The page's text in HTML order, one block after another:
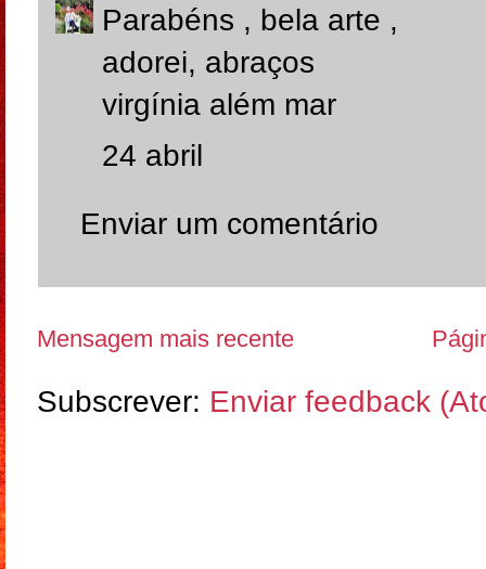
Parabéns , bela arte ,
adorei, abraços
virgínia além mar
24 abril
Enviar um comentário
Mensagem mais recente
Subscrever: Enviar feedback